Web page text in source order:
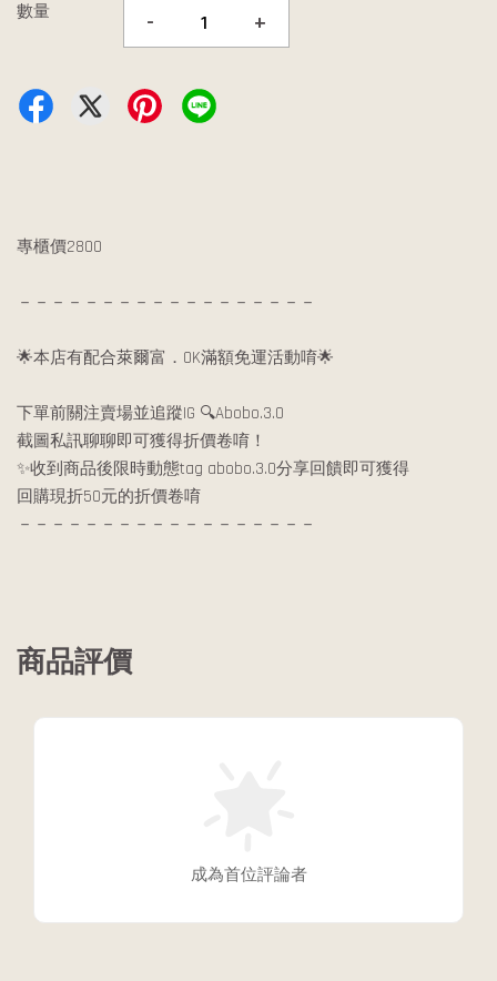
數量 - +
專櫃價2800
－－－－－－－－－－－－－－－－－－
🌟本店有配合萊爾富．OK滿額免運活動唷🌟
下單前關注賣場並追蹤IG 🔍Abobo.3.0
截圖私訊聊聊即可獲得折價卷唷！
✨收到商品後限時動態tag abobo.3.0分享回饋即可獲得
回購現折50元的折價卷唷
－－－－－－－－－－－－－－－－－－
商品評價
成為首位評論者